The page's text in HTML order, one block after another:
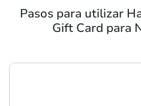
Pasos para utilizar
Gift Card para